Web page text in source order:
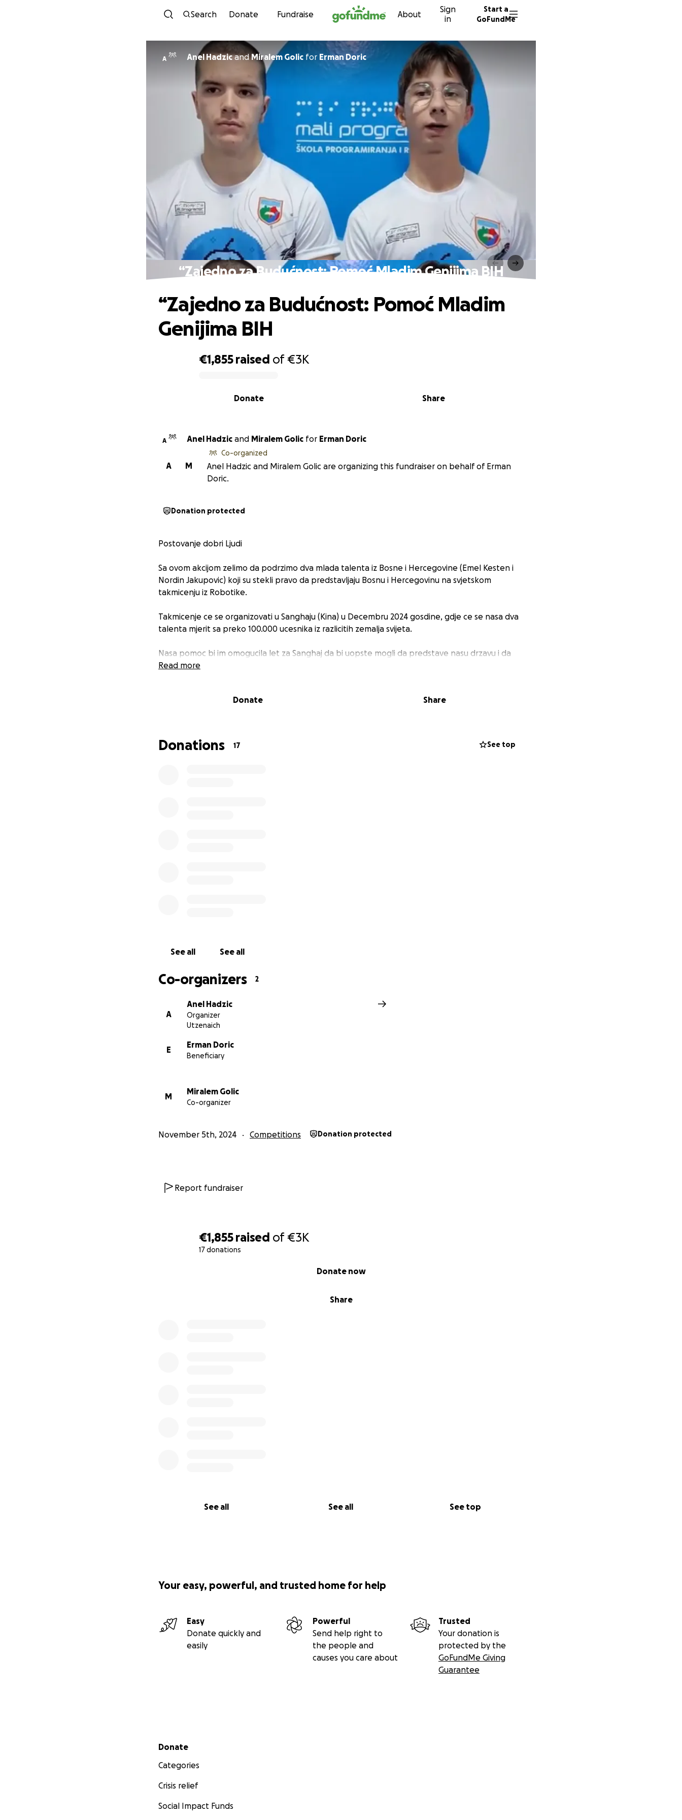
Skip to content
Search Donate Fundraise About
Sign
in
Start a
GoFundMe
€1,855 raised of€3K
17 donations
Share
Donate now
See all See all See top
A Anel HadzicandMiralem Golic for Erman Doric
“Zajedno za Budućnost: Pomoć Mladim Genijima BIH
€1,855 raised of€3K
Share
Donate
“Zajedno za Budućnost: Pomoć Mladim
Genijima BIH
A Anel Hadzic and Miralem Golic for Erman Doric
M
A
Co-organized
Anel Hadzic and Miralem Golic are organizing this fundraiser on behalf of Erman
Doric.
Donation protected
Postovanje dobri Ljudi
Sa ovom akcijom zelimo da podrzimo dva mlada talenta iz Bosne i Hercegovine (Emel Kesten i
Nordin Jakupovic) koji su stekli pravo da predstavljaju Bosnu i Hercegovinu na svjetskom
takmicenju iz Robotike.
Takmicenje ce se organizovati u Sanghaju (Kina) u Decembru 2024 gosdine, gdje ce se nasa dva
talenta mjerit sa preko 100.000 ucesnika iz razlicitih zemalja svijeta.
Nasa pomoc bi im omogucila let za Sanghaj da bi uopste mogli da predstave nasu drzavu i da
naravno budu i inspiracija za ostalu omladinu sirom Balkana.
Miralem Golic & Anel Hadzic
Read more
Donate Share
Donations 17 See top
See all See all
Co-organizers 2
A
Anel Hadzic
Organizer
Utzenaich
E
Erman Doric
Beneficiary
M
Miralem Golic
Co-organizer
November 5th, 2024 Competitions Donation protected
Report fundraiser
Your easy, powerful, and trusted home for help
Easy
Donate quickly and
easily
Powerful
Send help right to
the people and
causes you care about
Trusted
Your donation is
protected by the
GoFundMe Giving
Guarantee
Secondary menu
Donate
Categories
Crisis relief
Social Impact Funds